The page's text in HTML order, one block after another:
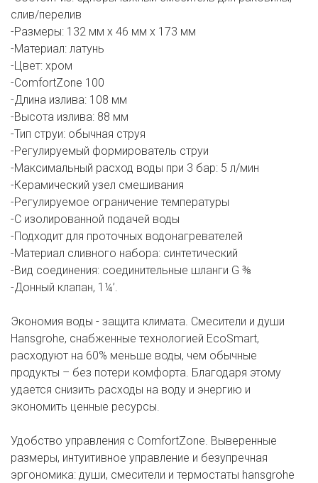
слив/перелив
-Размеры: 132 мм х 46 мм х 173 мм
-Материал: латунь
-Цвет: хром
-ComfortZone 100
-Длина излива: 108 мм
-Высота излива: 88 мм
-Тип струи: обычная струя
-Регулируемый формирователь струи
-Максимальный расход воды при 3 бар: 5 л/мин
-Керамический узел смешивания
-Регулируемое ограничение температуры
-С изолированной подачей воды
-Подходит для проточных водонагревателей
-Материал сливного набора: синтетический
-Вид соединения: соединительные шланги G ⅜
-Донный клапан, 1¼’.
Экономия воды - защита климата. Смесители и души
Hansgrohe, снабженные технологией EcoSmart,
расходуют на 60% меньше воды, чем обычные
продукты – без потери комфорта. Благодаря этому
удается снизить расходы на воду и энергию и
экономить ценные ресурсы.
Удобство управления с ComfortZone. Выверенные
размеры, интуитивное управление и безупречная
эргономика: души, смесители и термостаты hansgrohe